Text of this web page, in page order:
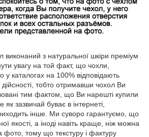
виконаний з натуральної шкіри преміум
увагу на той факт, що чохли,
у каталогах на 100% відповідають
дійсності, тобто отримавши чохол Ви
тим фактом, що Ви нарешті купили
зазвичай буває в інтернеті,
інше. Ми суворо гарантуємо, що
якості, а іноді навіть краще, ніж можна
фото, тому що текстуру і фактуру